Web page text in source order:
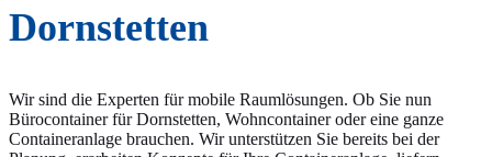
Dornstetten
Wir sind die Experten für mobile Raumlösungen. Ob Sie nun
Bürocontainer für Dornstetten, Wohncontainer oder eine ganze
Containeranlage brauchen. Wir unterstützen Sie bereits bei der